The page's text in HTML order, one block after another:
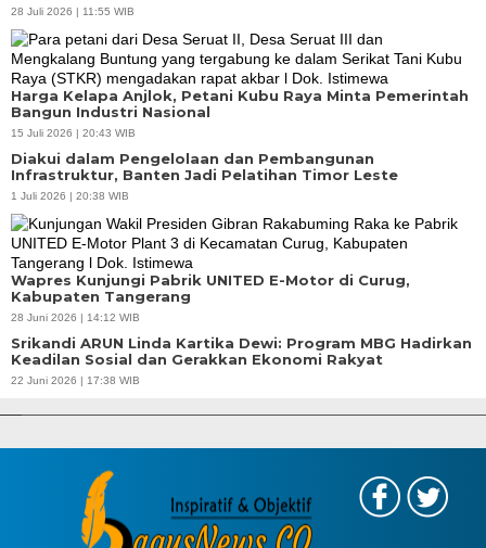
28 Juli 2026 | 11:55 WIB
Harga Kelapa Anjlok, Petani Kubu Raya Minta Pemerintah
Bangun Industri Nasional
15 Juli 2026 | 20:43 WIB
Diakui dalam Pengelolaan dan Pembangunan
Infrastruktur, Banten Jadi Pelatihan Timor Leste
1 Juli 2026 | 20:38 WIB
Wapres Kunjungi Pabrik UNITED E-Motor di Curug,
Kabupaten Tangerang
28 Juni 2026 | 14:12 WIB
Srikandi ARUN Linda Kartika Dewi: Program MBG Hadirkan
Keadilan Sosial dan Gerakkan Ekonomi Rakyat
22 Juni 2026 | 17:38 WIB
APBD Tahun 2025 Anggarkan Rp200 Miliar | Program Makan Bergizi